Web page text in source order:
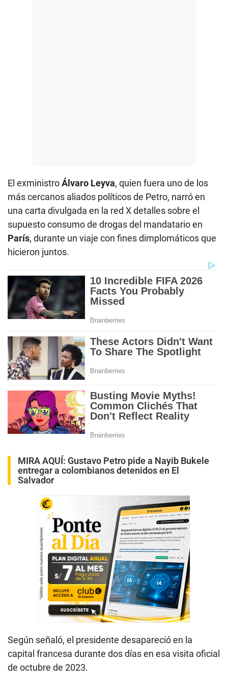
El exministroÁlvaro Leyva, quien fuera uno de los
más cercanos aliados políticos de Petro, narró en
una carta divulgada en la red X detalles sobre el
supuesto consumo de drogas del mandatario en
París, durante un viaje con fines dimplomáticos que
hicieron juntos.
MIRA AQUÍ: Gustavo Petro pide a Nayib Bukele
entregar a colombianos detenidos en El
Salvador
Según señaló, el presidente desapareció en la
capital francesa durante dos días en esa visita oficial
de octubre de 2023.